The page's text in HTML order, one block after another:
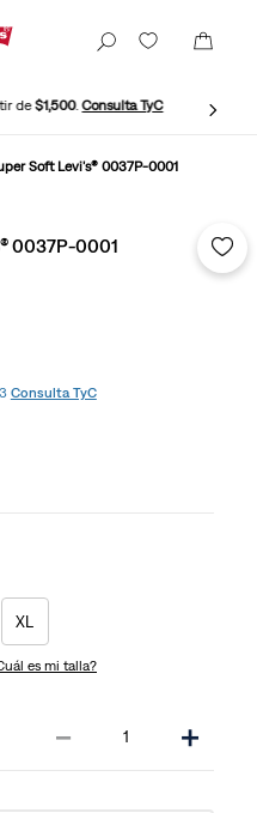
de$1,500.Consulta TyC
Soft Levi's® 0037P-0001
0037P-0001
Consulta TyC
XL
es mi talla?
＋
－